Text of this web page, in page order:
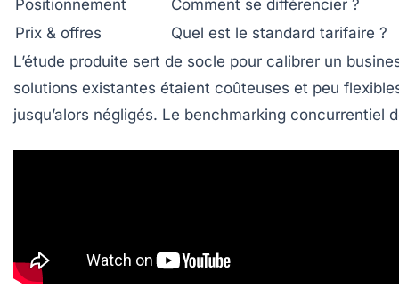
Positionnement
Comment se différencier ?
Prix & offres
Quel est le standard tarifaire ?
L’étude produite sert de socle pour calibrer un
solutions existantes étaient coûteuses et peu
jusqu’alors négligés. Le benchmarking